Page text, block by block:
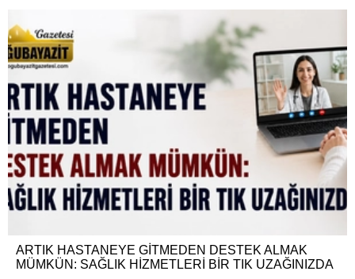
ARTIK HASTANEYE GİTMEDEN DESTEK ALMAK
MÜMKÜN: SAĞLIK HİZMETLERİ BİR TIK UZAĞINIZDA